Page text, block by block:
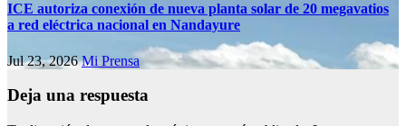
ICE autoriza conexión de nueva planta solar de 20 megavatios
a red eléctrica nacional en Nandayure
Jul 23, 2026Mi Prensa
Deja una respuesta